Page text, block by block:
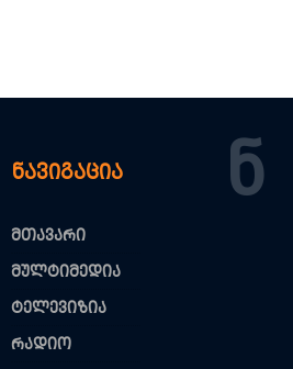
ნავიგაცია Ნ
მთავარი
მულტიმედია
ტელევიზია
რადიო